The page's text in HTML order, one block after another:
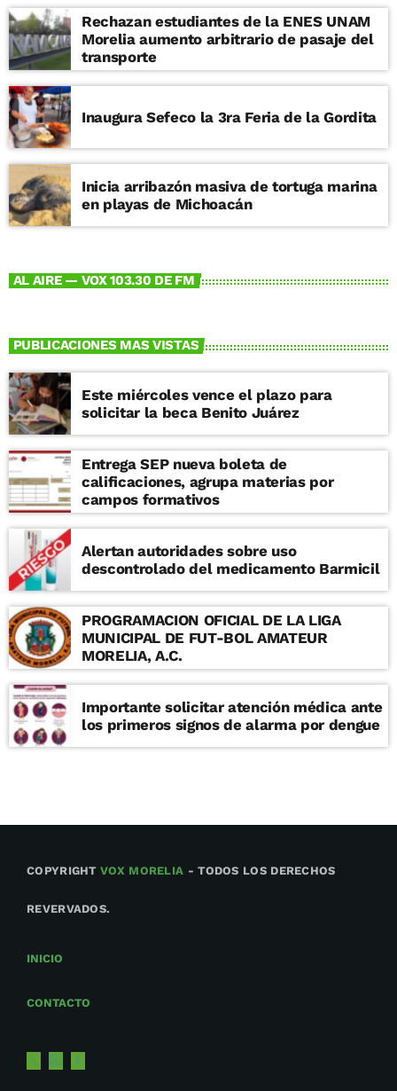
Rechazan estudiantes de la ENES UNAM
Morelia aumento arbitrario de pasaje del
transporte
Inaugura Sefeco la 3ra Feria de la Gordita
Inicia arribazón masiva de tortuga marina
en playas de Michoacán
AL AIRE — VOX 103.30 DE FM
PUBLICACIONES MAS VISTAS
Este miércoles vence el plazo para
solicitar la beca Benito Juárez
Entrega SEP nueva boleta de
calificaciones, agrupa materias por
campos formativos
Alertan autoridades sobre uso
descontrolado del medicamento Barmicil
PROGRAMACION OFICIAL DE LA LIGA
MUNICIPAL DE FUT-BOL AMATEUR
MORELIA, A.C.
Importante solicitar atención médica ante
los primeros signos de alarma por dengue
COPYRIGHTVOX MORELIA - TODOS LOS DERECHOS
REVERVADOS.
INICIO
CONTACTO